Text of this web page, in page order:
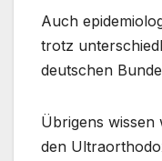
Auch
trotz
deutschen
Übrigens
den